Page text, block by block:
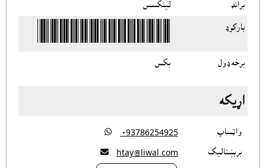
برانډ لينکسس
بارکوډ
برخه ډول بکس
اړيکه
واټساپ ‎ +93786254925

برېښناليک htay@liwal.com
